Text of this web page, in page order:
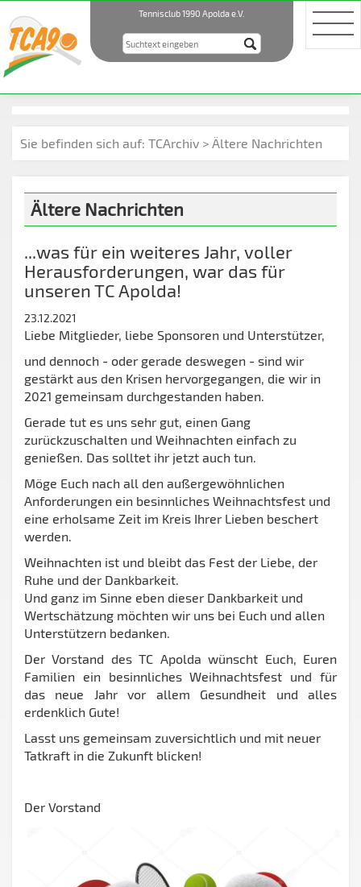
Tennisclub 1990 Apolda e.V.
Sie befinden sich auf: TCArchiv > Ältere Nachrichten
Ältere Nachrichten
...was für ein weiteres Jahr, voller
Herausforderungen, war das für
unseren TC Apolda!
23.12.2021
Liebe Mitglieder, liebe Sponsoren und Unterstützer,
und dennoch - oder gerade deswegen - sind wir
gestärkt aus den Krisen hervorgegangen, die wir in
2021 gemeinsam durchgestanden haben.
Gerade tut es uns sehr gut, einen Gang
zurückzuschalten und Weihnachten einfach zu
genießen. Das solltet ihr jetzt auch tun.
Möge Euch nach all den außergewöhnlichen
Anforderungen ein besinnliches Weihnachtsfest und
eine erholsame Zeit im Kreis Ihrer Lieben beschert
werden.
Weihnachten ist und bleibt das Fest der Liebe, der
Ruhe und der Dankbarkeit.
Und ganz im Sinne eben dieser Dankbarkeit und
Wertschätzung möchten wir uns bei Euch und allen
Unterstützern bedanken.
Der Vorstand des TC Apolda wünscht Euch, Euren
Familien ein besinnliches Weihnachtsfest und für
das neue Jahr vor allem Gesundheit und alles
erdenklich Gute!
Lasst uns gemeinsam zuversichtlich und mit neuer
Tatkraft in die Zukunft blicken!
Der Vorstand